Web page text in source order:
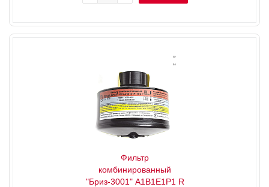
Фильтр
комбинированный
"Бриз-3001" A1B1E1P1 R